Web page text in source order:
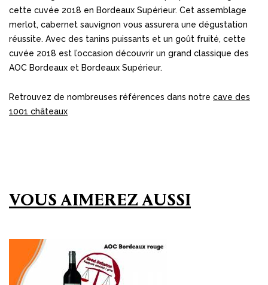
cette cuvée 2018 en Bordeaux Supérieur. Cet assemblage
merlot, cabernet sauvignon vous assurera une dégustation
réussite. Avec des tanins puissants et un goût fruité, cette
cuvée 2018 est l’occasion découvrir un grand classique des
AOC Bordeaux et Bordeaux Supérieur.
Retrouvez de nombreuses références dans notre cave des
1001 châteaux
VOUS AIMEREZ AUSSI